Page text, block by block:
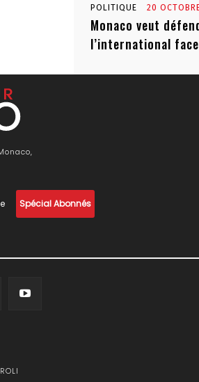
POLITIQUE 20
Monaco veut
l’international
Spécial Abonnés